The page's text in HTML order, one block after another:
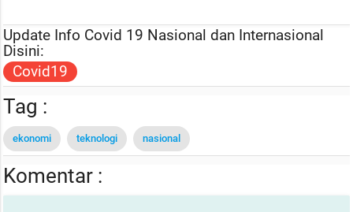
Update Info Covid 19 Nasional dan Internasional
Disini:
Covid19
Tag :
ekonomi teknologi nasional
Komentar :